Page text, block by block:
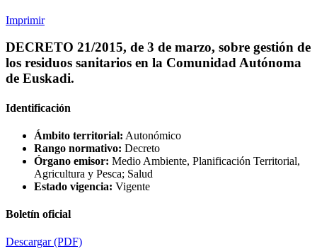
Imprimir
DECRETO 21/2015, de 3 de marzo, sobre gestión de
los residuos sanitarios en la Comunidad Autónoma
de Euskadi.
Identificación
Ámbito territorial: Autonómico
Rango normativo: Decreto
Órgano emisor: Medio Ambiente, Planificación Territorial,
Agricultura y Pesca; Salud
Estado vigencia: Vigente
Boletín oficial
Descargar(PDF)